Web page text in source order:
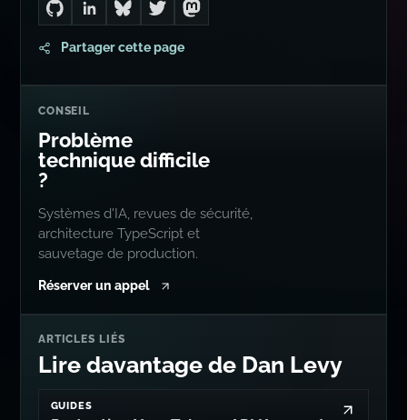
Go to Dan's GitHub
Connect with me on LinkedIn
Follow me on Bluesky
Follow me on Twitter
Follow me on Mastodon
Partager cette page
CONSEIL
Problème
technique difficile
?
Systèmes d'IA, revues de sécurité,
architecture TypeScript et
sauvetage de production.
Réserver un appel
ARTICLES LIÉS
Lire davantage de Dan Levy
GUIDES